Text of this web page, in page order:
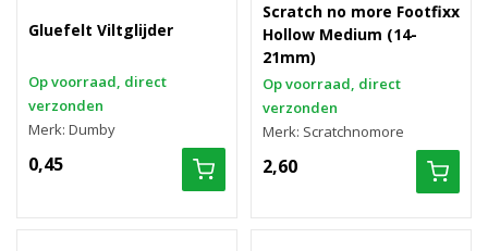
Gluefelt Viltglijder
Op voorraad, direct
verzonden
Merk: Dumby
0,45
Scratch no more Footfixx
Hollow Medium (14-
21mm)
Op voorraad, direct
verzonden
Merk: Scratchnomore
2,60